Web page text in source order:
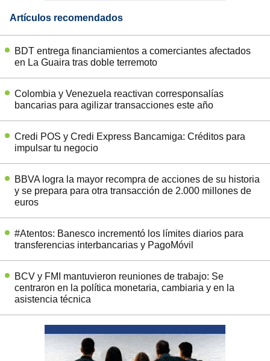
Artículos recomendados
BDT entrega financiamientos a comerciantes afectados
en La Guaira tras doble terremoto
Colombia y Venezuela reactivan corresponsalías
bancarias para agilizar transacciones este año
Credi POS y Credi Express Bancamiga: Créditos para
impulsar tu negocio
BBVA logra la mayor recompra de acciones de su historia
y se prepara para otra transacción de 2.000 millones de
euros
#Atentos: Banesco incrementó los límites diarios para
transferencias interbancarias y PagoMóvil
BCV y FMI mantuvieron reuniones de trabajo: Se
centraron en la política monetaria, cambiaria y en la
asistencia técnica